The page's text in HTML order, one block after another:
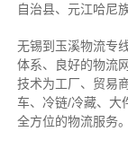
自治县、元江哈尼
无锡到玉溪物流专
体系、良好的物流
技术为工厂、贸易
车、冷链/冷藏、大
全方位的物流服务。